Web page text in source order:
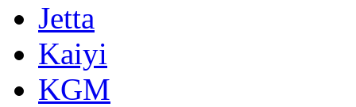
Jetta
Kaiyi
KGM